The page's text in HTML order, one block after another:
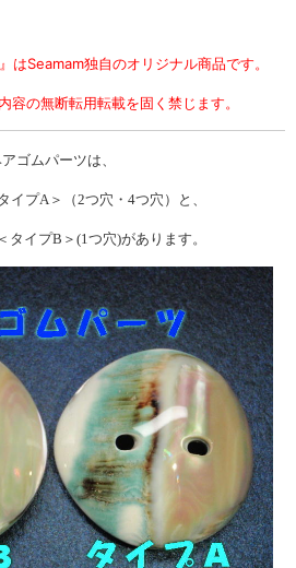
はSeamam独自のオリジナル商品です。
容の無断転用転載を固く禁じます。
ゴムパーツは、
イプA＞（2つ穴・4つ穴）と、
タイプB＞(1つ穴)があります。